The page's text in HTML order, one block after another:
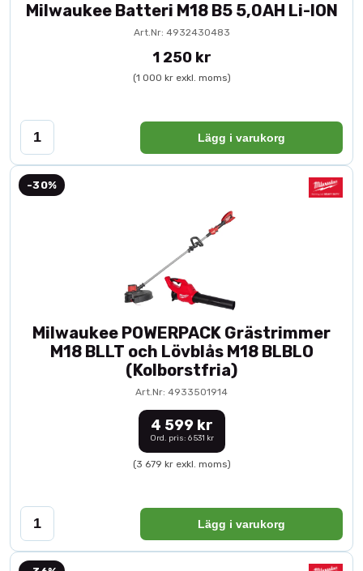
Milwaukee Batteri M18 B5 5,0AH Li-ION
Art.Nr: 4932430483
1 250 kr
(1 000 kr exkl. moms)
Lägg i varukorg
-30%
Milwaukee POWERPACK Grästrimmer
M18 BLLT och Lövblås M18 BLBLO
(Kolborstfria)
Art.Nr: 4933501914
4 599 kr
Ord. pris: 6 531 kr
(3 679 kr exkl. moms)
Lägg i varukorg